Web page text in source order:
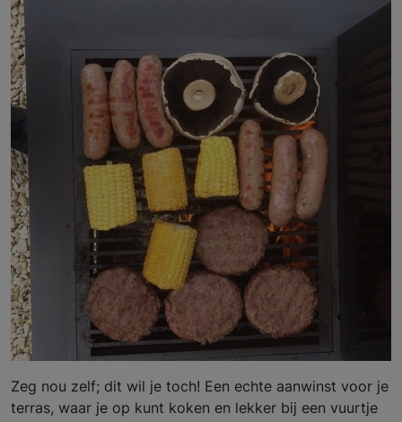
Zeg nou zelf; dit wil je toch! Een echte aanwinst voor je
terras, waar je op kunt koken en lekker bij een vuurtje